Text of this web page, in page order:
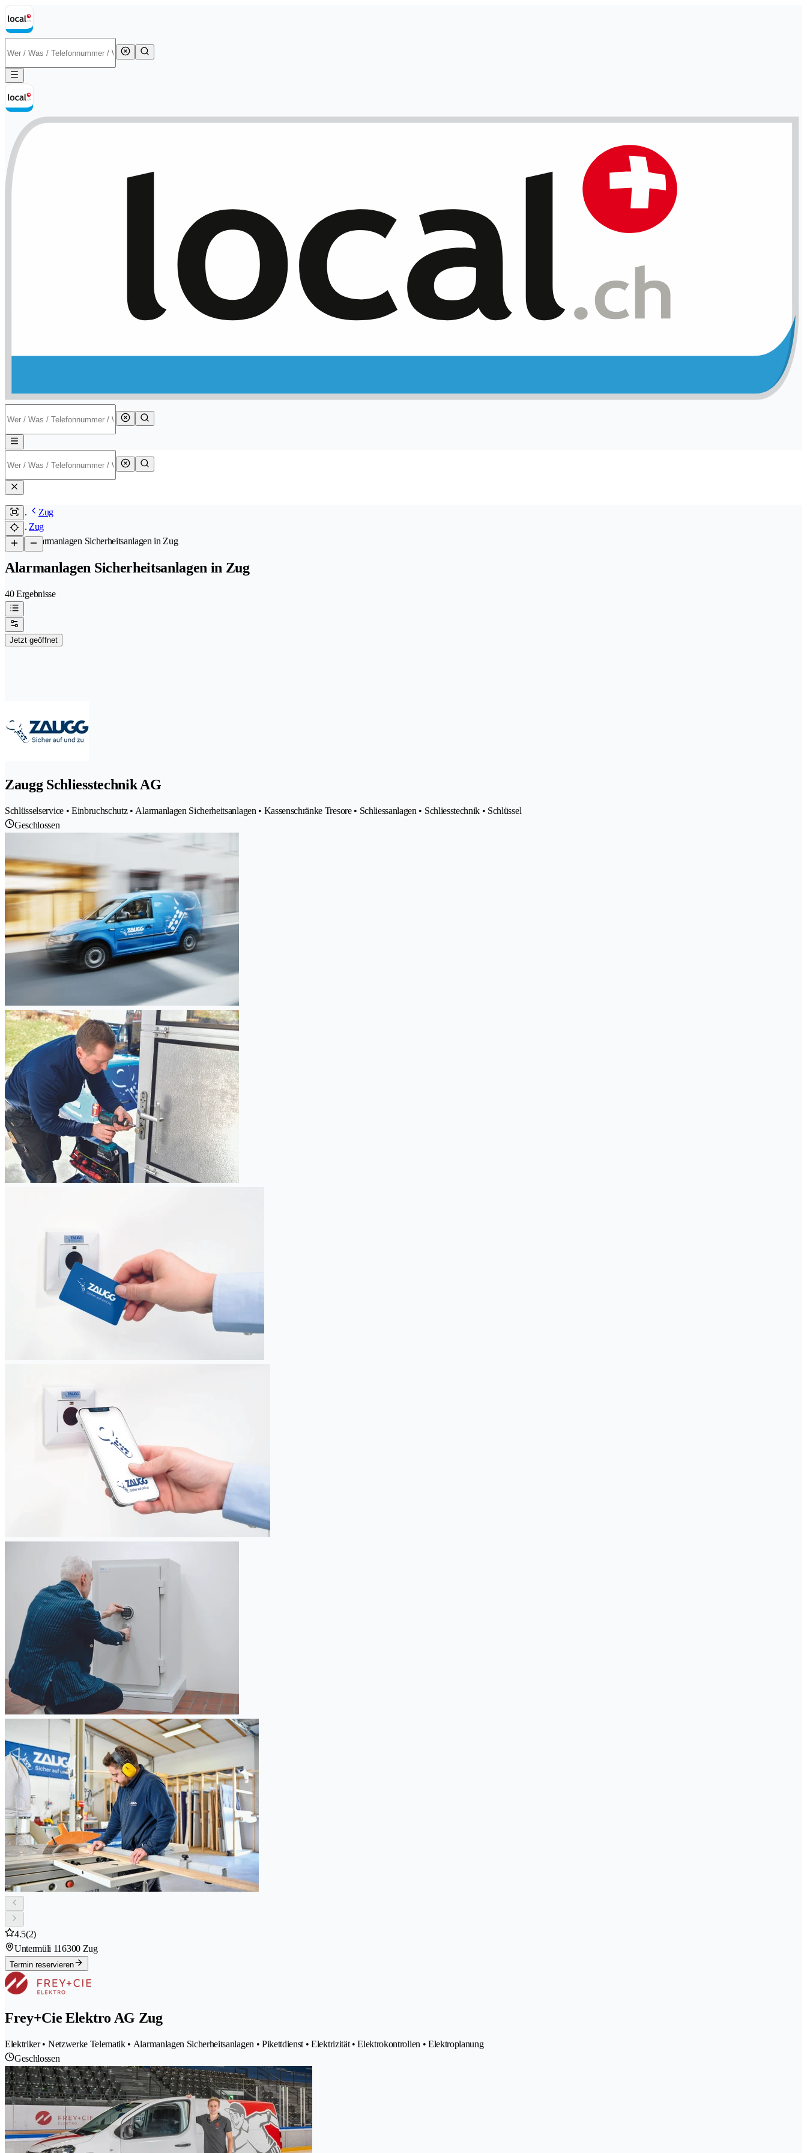
Zug
Zug
/Alarmanlagen Sicherheitsanlagen in Zug
Alarmanlagen Sicherheitsanlagen in Zug
40 Ergebnisse
Jetzt geöffnet
Zaugg Schliesstechnik AG
Schlüsselservice • Einbruchschutz • Alarmanlagen Sicherheitsanlagen • Kassenschränke Tresore • Schliessanlagen • Schliesstechnik • Schlüssel
Geschlossen
4.5(2)
Untermüli 116300 Zug
Termin reservieren
Frey+Cie Elektro AG Zug
Elektriker • Netzwerke Telematik • Alarmanlagen Sicherheitsanlagen • Pikettdienst • Elektrizität • Elektrokontrollen • Elektroplanung
Geschlossen